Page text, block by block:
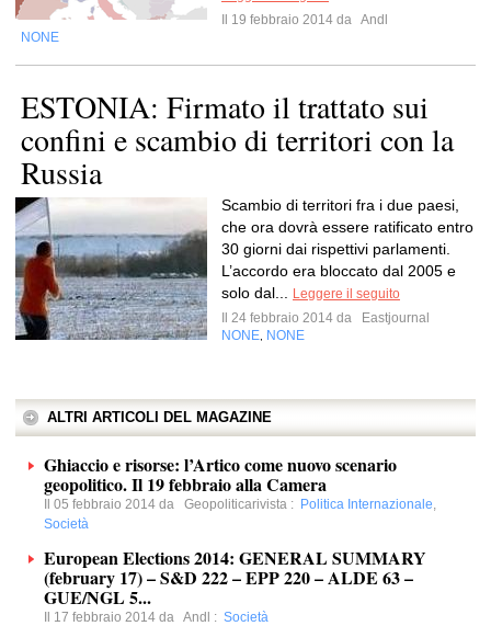
Il 19 febbraio 2014 da Andl
NONE
ESTONIA: Firmato il trattato sui
confini e scambio di territori con la
Russia
Scambio di territori fra i due paesi,
che ora dovrà essere ratificato entro
30 giorni dai rispettivi parlamenti.
L’accordo era bloccato dal 2005 e
solo dal...
Leggere il seguito
Il 24 febbraio 2014 da
Eastjournal
NONE NONE
ALTRI ARTICOLI DEL MAGAZINE
Ghiaccio e risorse: l’Artico come nuovo scenario
geopolitico. Il 19 febbraio alla Camera
Il 05 febbraio 2014 da Geopoliticarivista : Politica Internazionale,
Società
European Elections 2014: GENERAL SUMMARY
(february 17) – S&D 222 – EPP 220 – ALDE 63 –
GUE/NGL 5...
Il 17 febbraio 2014 da Andl : Società